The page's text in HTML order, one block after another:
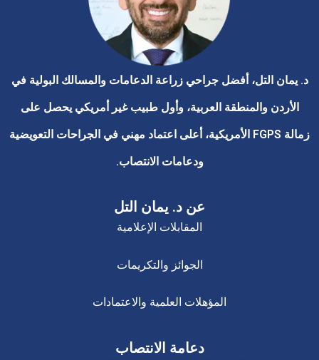
د. يمان التل، أفضل جراحي زراعة الدعامات والمسالك البولية في
الأردن والمنطقة العربية، وأول طبيب غير أمريكي يحصل على
زمالة FGPS الأمريكية، أعلى اعتماد مهني في الجراحات التعويضية
ودعامات الانتصاب.
عن د. يمان التل
المقابلات الإعلامية
الجوائز والتكريمات
المؤهلات العلمية والاعتمادات
دعامة الانتصاب